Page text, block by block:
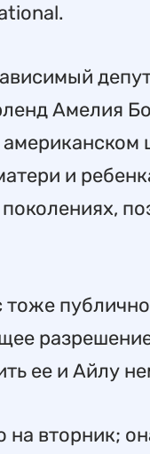
Амелия
и
тоже
ее и Айлу
вторник;